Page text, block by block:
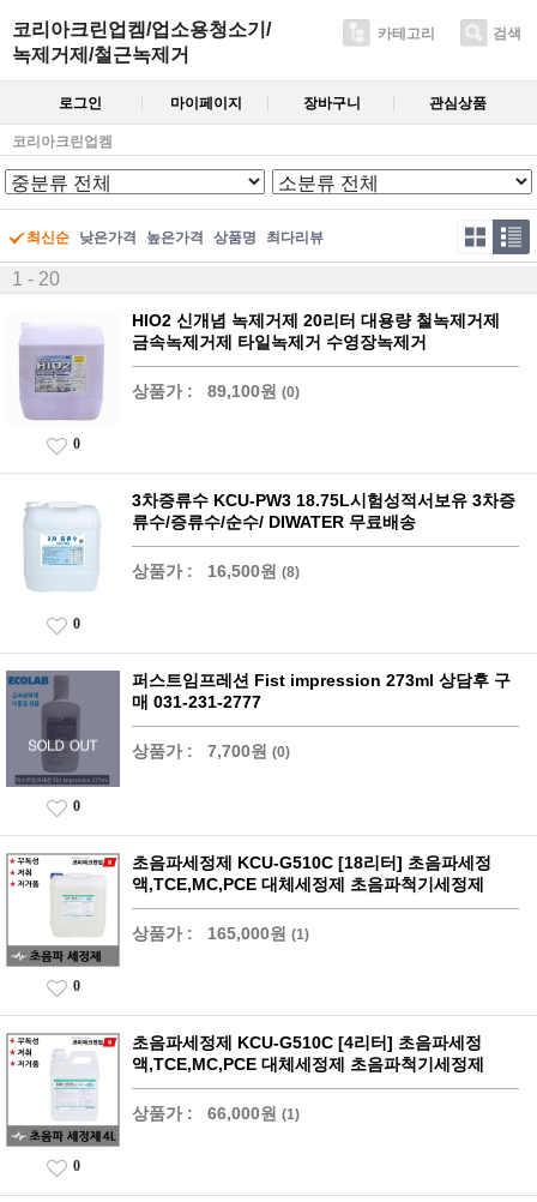
코리아크린업켐/업소용청소기/
녹제거제/철근녹제거
카테고리 검색
로그인 마이페이지 장바구니 관심상품
코리아크린업켐
최신순 낮은가격 높은가격 상품명 최다리뷰
1 - 20
HIO2 신개념 녹제거제 20리터 대용량 철녹제거제
금속녹제거제 타일녹제거 수영장녹제거
상품가 : 89,100원 (0)
0
3차증류수 KCU-PW3 18.75L시험성적서보유 3차증
류수/증류수/순수/ DIWATER 무료배송
상품가 : 16,500원 (8)
0
퍼스트임프레션 Fist impression 273ml 상담후 구
매 031-231-2777
상품가 : 7,700원 (0)
0
초음파세정제 KCU-G510C [18리터] 초음파세정
액,TCE,MC,PCE 대체세정제 초음파척기세정제
상품가 : 165,000원 (1)
0
초음파세정제 KCU-G510C [4리터] 초음파세정
액,TCE,MC,PCE 대체세정제 초음파척기세정제
상품가 : 66,000원 (1)
0